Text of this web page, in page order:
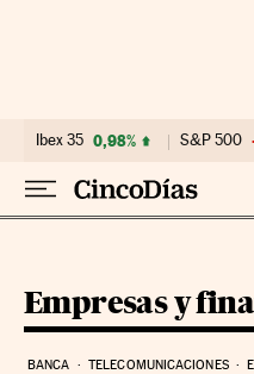
Ibex 35 0,98% S&P 500
Empresas y
BANCA TELECOMUNICACIONES